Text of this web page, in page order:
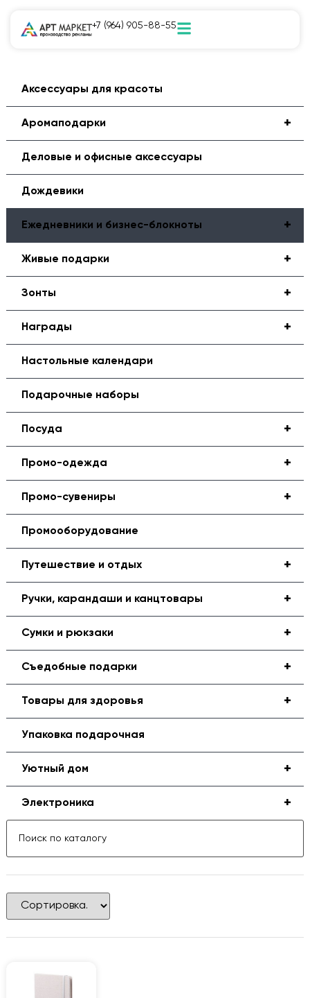
+7 (964) 905-88-55
Аксессуары для красоты
+
Аромаподарки
Деловые и офисные аксессуары
Дождевики
+
Ежедневники и бизнес-блокноты
+
Живые подарки
+
Зонты
+
Награды
Настольные календари
Подарочные наборы
+
Посуда
+
Промо-одежда
+
Промо-сувениры
Промооборудование
+
Путешествие и отдых
+
Ручки, карандаши и канцтовары
+
Сумки и рюкзаки
+
Съедобные подарки
+
Товары для здоровья
Упаковка подарочная
+
Уютный дом
+
Электроника